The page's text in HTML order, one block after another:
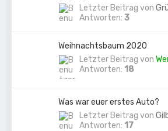
Letzter Beitrag von
Antworten: 3
Weihnachtsbaum 2020
Letzter Beitrag von
Antworten: 18
Was war euer erstes Auto?
Letzter Beitrag von
Antworten: 17